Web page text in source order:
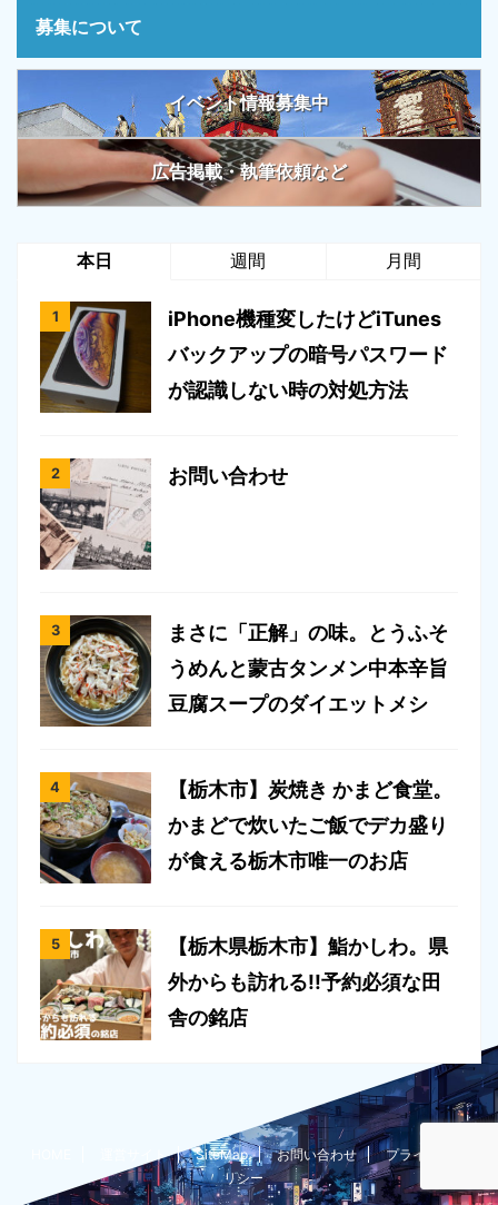
募集について
イベント情報募集中
広告掲載・執筆依頼など
本日 週間 月間
iPhone機種変したけどiTunes
バックアップの暗号パスワード
が認識しない時の対処方法
お問い合わせ
まさに「正解」の味。とうふそ
うめんと蒙古タンメン中本辛旨
豆腐スープのダイエットメシ
【栃木市】炭焼き かまど食堂。
かまどで炊いたご飯でデカ盛り
が食える栃木市唯一のお店
【栃木県栃木市】鮨かしわ。県
外からも訪れる!!予約必須な田
舎の銘店
運営サイト SiteMap お問い合わせ
プライバシーポ
リシー